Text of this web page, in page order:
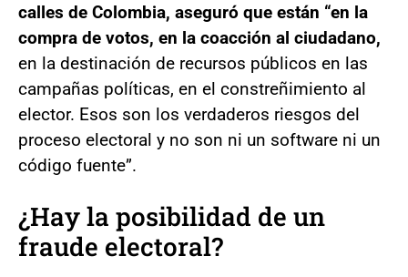
calles de Colombia, aseguró que están “en la
compra de votos, en la coacción al ciudadano,
en la destinación de recursos públicos en las
campañas políticas, en el constreñimiento al
elector. Esos son los verdaderos riesgos del
proceso electoral y no son ni un software ni un
código fuente”.
¿Hay la posibilidad de un
fraude electoral?